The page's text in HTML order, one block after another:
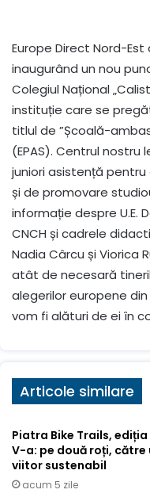
Europe Direct Nord-
inaugurând un nou
Colegiul Național
instituție care se
titlul de ”Școală-
(EPAS). Centrul
juniori asistență
și de promovare
informație despre U.E.
CNCH și cadrele
Nadia Cârcu și Viorica
atât de necesară
alegerilor europene
vom fi alături de ei în
Articole similare
Piatra Bike Trails, ediția
V-a: pe două roți, către
viitor sustenabil
acum 5 zile